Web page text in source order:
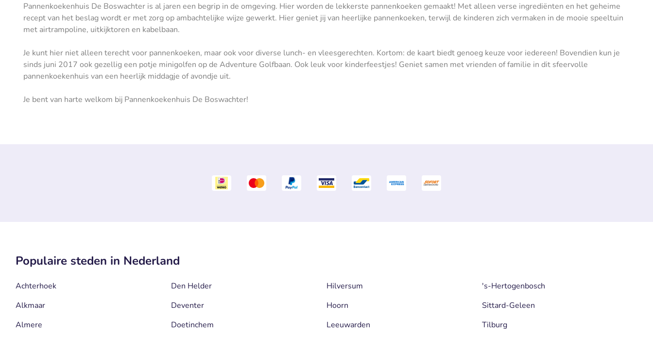
Pannenkoekenhuis De Boswachter is al jaren een begrip in de omgeving. Hier worden de lekkerste pannenkoeken gemaakt! Met alleen verse ingrediënten en het geheime
recept van het beslag wordt er met zorg op ambachtelijke wijze gewerkt. Hier geniet jij van heerlijke pannenkoeken, terwijl de kinderen zich vermaken in de mooie speeltuin
met airtrampoline, uitkijktoren en kabelbaan.
Je kunt hier niet alleen terecht voor pannenkoeken, maar ook voor diverse lunch- en vleesgerechten. Kortom: de kaart biedt genoeg keuze voor iedereen! Bovendien kun je
sinds juni 2017 ook gezellig een potje minigolfen op de Adventure Golfbaan. Ook leuk voor kinderfeestjes! Geniet samen met vrienden of familie in dit sfeervolle
pannenkoekenhuis van een heerlijk middagje of avondje uit.
Je bent van harte welkom bij Pannenkoekenhuis De Boswachter!
Populaire steden in Nederland
Achterhoek
Alkmaar
Almere
Den Helder
Deventer
Doetinchem
Hilversum
Hoorn
Leeuwarden
's-Hertogenbosch
Sittard-Geleen
Tilburg